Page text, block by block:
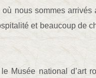
nous sommes arrivés
et beaucoup de
Musée national d’art